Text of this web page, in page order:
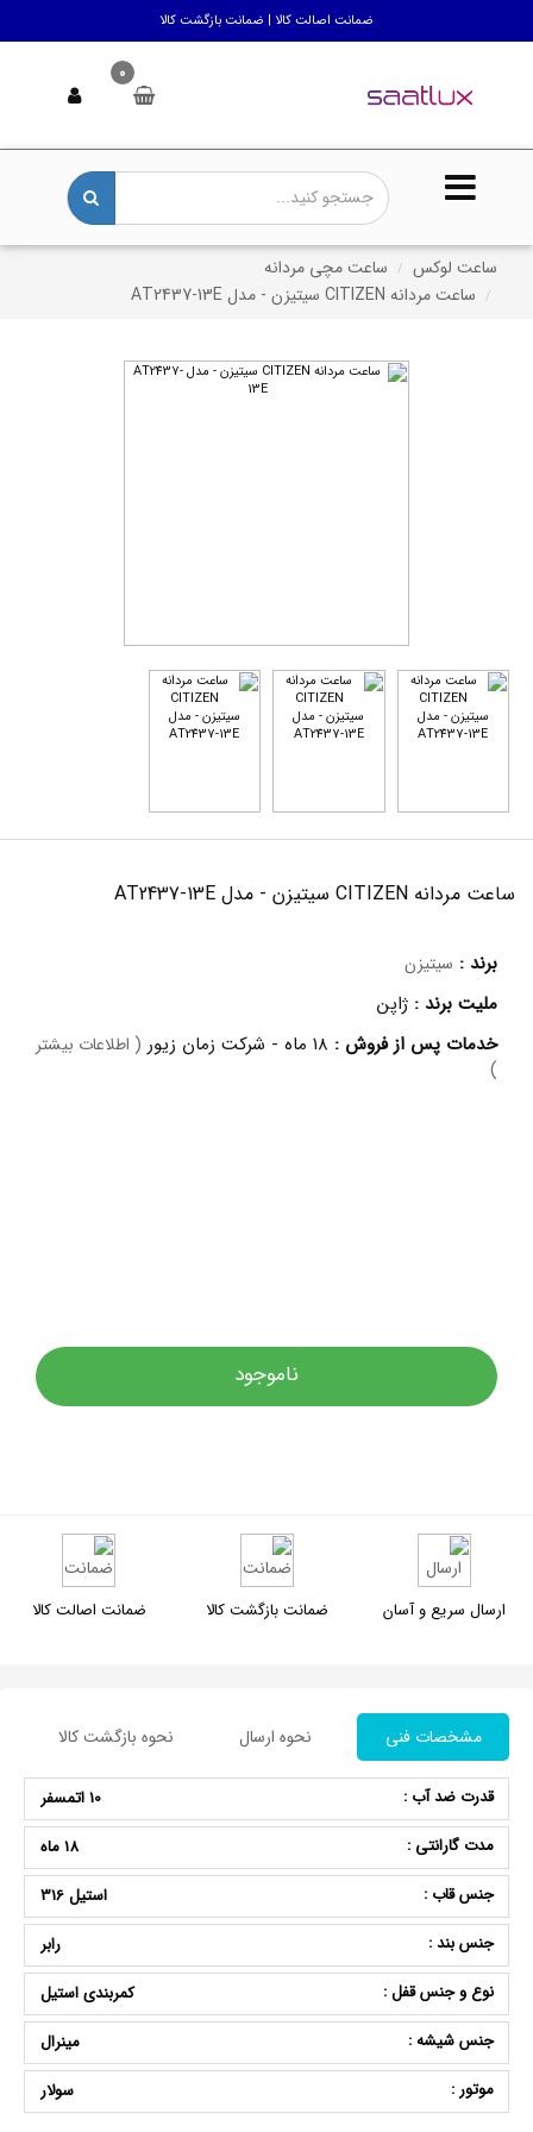
ضمانت اصالت کالا | ضمانت بازگشت کالا
0
ساعت لوکس
ساعت مچی مردانه
ساعت مردانه CITIZEN سیتیزن - مدل AT2437-13E
ساعت مردانه CITIZEN سیتیزن - مدل AT2437-13E
برند : سیتیزن
ملیت برند : ژاپن
خدمات پس از فروش : ۱۸ ماه - شرکت زمان زیور ( اطلاعات بیشتر
)
ناموجود
ارسال سریع و آسان ضمانت بازگشت کالا ضمانت اصالت کالا
مشخصات فنی نحوه ارسال نحوه بازگشت کالا
قدرت ضد آب :
10 اتمسفر
مدت گارانتی :
18 ماه
جنس قاب :
استیل 316
جنس بند :
رابر
نوع و جنس قفل :
کمربندی استیل
جنس شیشه :
مینرال
موتور :
سولار